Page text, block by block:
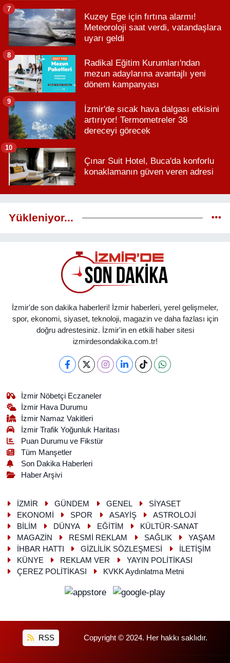
Kuzey Ege için fırtına alarmı!
Meteoroloji saat verdi, vatandaşlara
uyarı geldi
7
Radikal Eğitim Kurumları'ndan
mezun adaylarına avantajlı yeni
dönem kampanyası
8
İzmir'de sıcak hava dalgası etkisini
artırıyor! Termometreler 38
dereceyi görecek
9
Çınar Suit Hotel, Buca'da konforlu
konaklamanın güven veren adresi
10
Yükleniyor...
İzmir'de son dakika haberleri! İzmir haberleri, yerel gelişmeler,
spor, ekonomi, siyaset, teknoloji, magazin ve daha fazlası için
doğru adrestesiniz. İzmir'in en etkili haber sitesi
izmirdesondakika.com.tr!
İzmir Nöbetçi Eczaneler
İzmir Hava Durumu
İzmir Namaz Vakitleri
İzmir Trafik Yoğunluk Haritası
Puan Durumu ve Fikstür
Tüm Manşetler
Son Dakika Haberleri
Haber Arşivi
İZMİR GÜNDEM GENEL
SİYASET
EKONOMİ
SPOR ASAYİŞ
ASTROLOJİ
BİLİM
DÜNYA EĞİTİM
KÜLTÜR-SANAT
MAGAZİN
RESMİ REKLAM SAĞLIK
YAŞAM
İHBAR HATTI
GİZLİLİK SÖZLEŞMESİ
İLETİŞİM
KÜNYE
REKLAM VER
YAYIN POLİTİKASI
ÇEREZ POLİTİKASI
KVKK Aydınlatma Metni
RSS Copyright © 2024. Her hakkı saklıdır.